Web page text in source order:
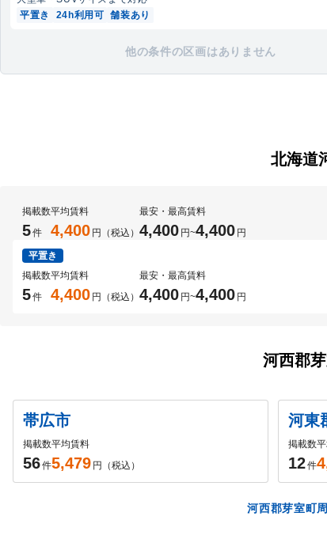
平置き
24h利用可 舗装あり
他の条件の区画はありません
北海道
掲載数
5件
平均賃料
4,400 円（税込）
最安・最高賃料
4,400 円~4,400 円
平置き
掲載数
5件
平均賃料
4,400 円（税込）
最安・最高賃料
4,400 円~4,400 円
河西郡
帯広市
掲載数
56件
平均賃料
5,479 円（税込）
河東
掲載数
12件
河西郡芽室町